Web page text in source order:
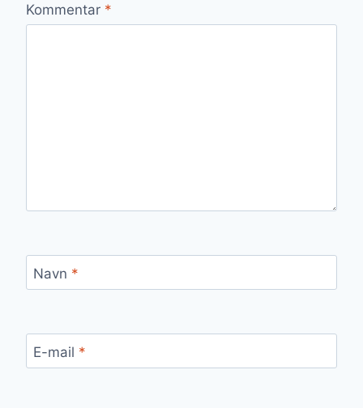
Kommentar *
Navn *
E-mail *